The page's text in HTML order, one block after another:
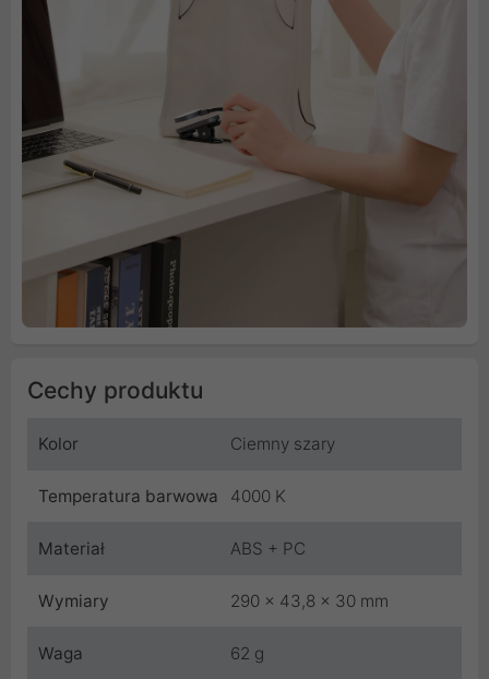
Cechy produktu
Kolor Ciemny szary
Temperatura barwowa 4000 K
Materiał ABS + PC
Wymiary 290 x 43,8 x 30 mm
Waga 62 g